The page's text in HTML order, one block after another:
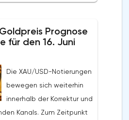
Im Moment ist ein
eine Korrektur zu
Bereichs von 73,35 Dollar
Weiter, die
Wachstums des Ölkurses
dem Niveau von 76,55.Ein
Prognose
für den 16. Juni
Die XAU/USD-Notierungen
bewegen sich weiterhin
innerhalb der Korrektur und
Kanals. Zum Zeitpunkt